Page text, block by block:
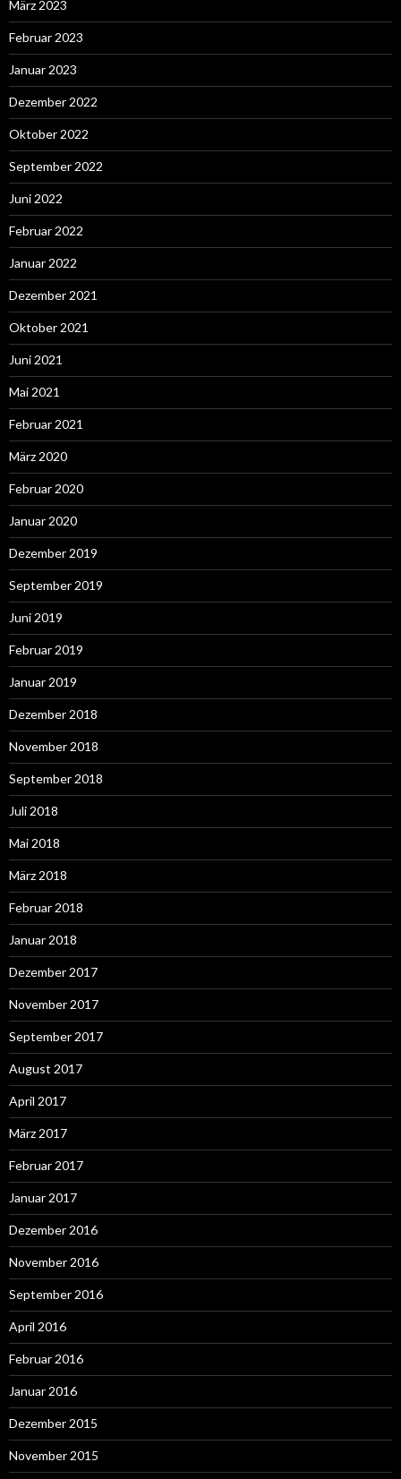
März 2023
Februar 2023
Januar 2023
Dezember 2022
Oktober 2022
September 2022
Juni 2022
Februar 2022
Januar 2022
Dezember 2021
Oktober 2021
Juni 2021
Mai 2021
Februar 2021
März 2020
Februar 2020
Januar 2020
Dezember 2019
September 2019
Juni 2019
Februar 2019
Januar 2019
Dezember 2018
November 2018
September 2018
Juli 2018
Mai 2018
März 2018
Februar 2018
Januar 2018
Dezember 2017
November 2017
September 2017
August 2017
April 2017
März 2017
Februar 2017
Januar 2017
Dezember 2016
November 2016
September 2016
April 2016
Februar 2016
Januar 2016
Dezember 2015
November 2015